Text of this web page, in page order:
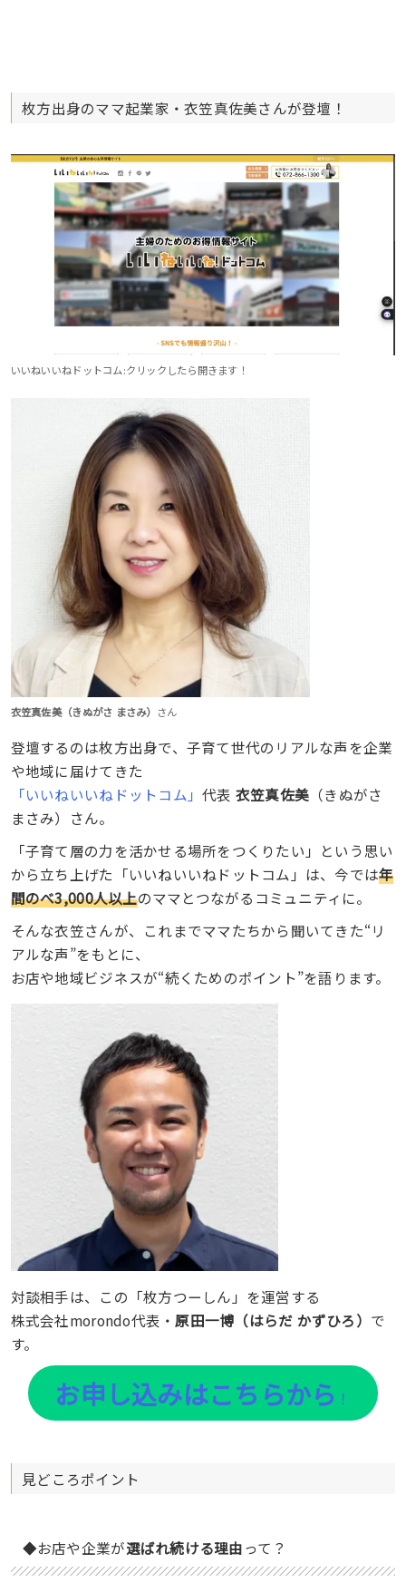
枚方出身のママ起業家・衣笠真佐美さんが登壇！
いいねいいねドットコム:クリックしたら開きます！
衣笠真佐美（きぬがさ まさみ） さん
登壇するのは枚方出身で、子育て世代のリアルな声を企業
や地域に届けてきた
「いいねいいねドットコム」代表 衣笠真佐美 （きぬがさ
まさみ）さん。
「子育て層の力を活かせる場所をつくりたい」という思い
から立ち上げた「いいねいいねドットコム」は、今では年
間のべ3,000人以上のママとつながるコミュニティに。
そんな衣笠さんが、これまでママたちから聞いてきた“リ
アルな声”をもとに、
お店や地域ビジネスが“続くためのポイント”を語ります。
対談相手は、この「枚方つーしん」を運営する
株式会社morondo代表・原田一博（はらだ かずひろ） で
す。
お申し込みはこちらから ！
見どころポイント
◆お店や企業が選ばれ続ける理由って？